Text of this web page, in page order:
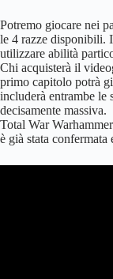
Potremo giocare nei
le 4 razze disponibili.
utilizzare abilità
Chi acquisterà il
primo capitolo potrà
includerà entrambe le
decisamente massiva.
Total War
è già stata confermata